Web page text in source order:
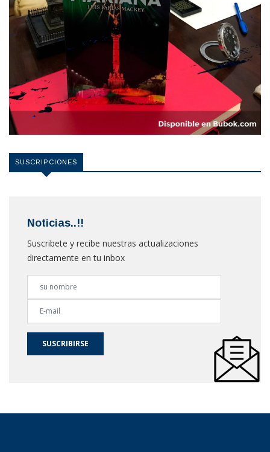
SUSCRIPCIONES
Noticias..!!
Suscribete y recibe nuestras actualizaciones
directamente en tu inbox
SUSCRIBIRSE